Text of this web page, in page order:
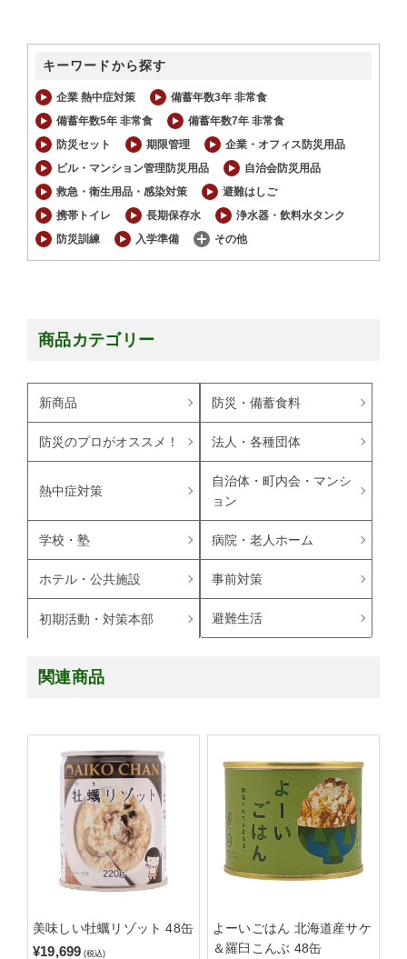
キーワードから探す
企業 熱中症対策
備蓄年数3年 非常食
備蓄年数5年 非常食
備蓄年数7年 非常食
防災セット
期限管理
企業・オフィス防災用品
ビル・マンション管理防災用品
自治会防災用品
救急・衛生用品・感染対策
避難はしご
携帯トイレ
長期保存水
浄水器・飲料水タンク
防災訓練
入学準備 その他
商品カテゴリー
新商品 防災・備蓄食料
防災のプロがオススメ！ 法人・各種団体
熱中症対策
自治体・町内会・マンシ
ョン
学校・塾 病院・老人ホーム
ホテル・公共施設 事前対策
初期活動・対策本部 避難生活
関連商品
美味しい牡蠣リゾット 48缶
¥19,699 (税込)
よーいごはん 北海道産サケ
＆羅臼こんぶ 48缶